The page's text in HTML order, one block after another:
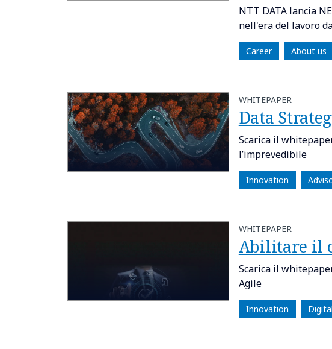
NTT DATA lancia
nell'era del lavoro
Career About us
WHITEPAPER
Data
Scarica il
l’imprevedibile
Innovation
WHITEPAPER
Abilitare il
Scarica il
Agile
Innovation